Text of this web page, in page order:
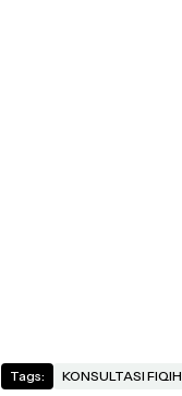
Tags: KONSULTASI FIQIH